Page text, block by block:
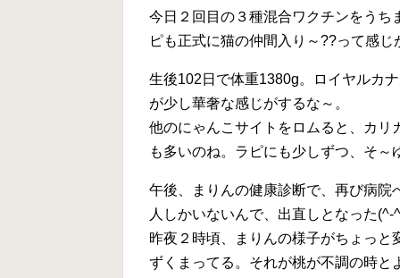
今日２回目の３種混合ワクチンをう
ピも正式に猫の仲間入り～??って感
生後102日で体重1380g。ロイヤルカ
が少し華奢な感じがするな～。
他のにゃんこサイトをロムると、カ
も多いのね。ラピにも少しずつ、そ
午後、まりんの健康診断で、再び病
人しかいないんで、出直しとなった
昨夜２時頃、まりんの様子がちょっ
ずくまってる。それが桃が不調の時